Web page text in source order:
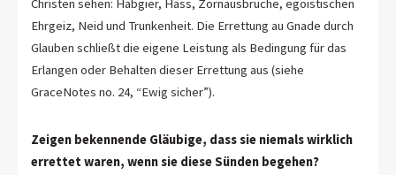
Christen sehen: Habgier, Hass, Zornausbrüche, egoistischen
Ehrgeiz, Neid und Trunkenheit. Die Errettung au Gnade durch
Glauben schließt die eigene Leistung als Bedingung für das
Erlangen oder Behalten dieser Errettung aus (siehe
GraceNotes no. 24, “Ewig sicher”).
Zeigen bekennende Gläubige, dass sie niemals wirklich
errettet waren, wenn sie diese Sünden begehen?